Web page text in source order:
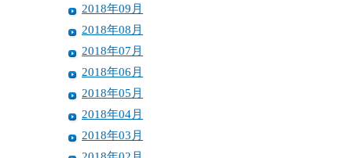
2018年09月
2018年08月
2018年07月
2018年06月
2018年05月
2018年04月
2018年03月